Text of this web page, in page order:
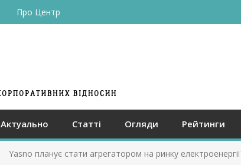
Про Центр
Актуально Статті Огляди Рейтинги
Yasno планує стати агрегатором на ринку електроенергії